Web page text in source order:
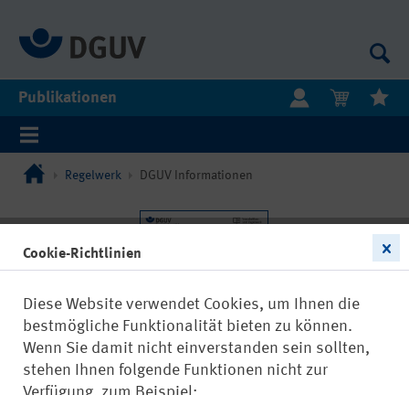
Publikationen
Regelwerk DGUV Informationen
Cookie-Richtlinien
Diese Website verwendet Cookies, um Ihnen die
bestmögliche Funktionalität bieten zu können.
Wenn Sie damit nicht einverstanden sein sollten,
stehen Ihnen folgende Funktionen nicht zur